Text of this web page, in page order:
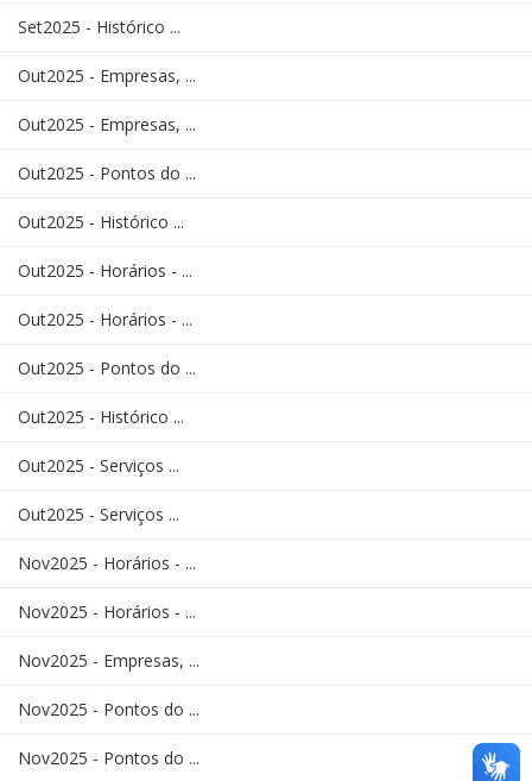
Set2025 - Histórico ...
Out2025 - Empresas, ...
Out2025 - Empresas, ...
Out2025 - Pontos do ...
Out2025 - Histórico ...
Out2025 - Horários - ...
Out2025 - Horários - ...
Out2025 - Pontos do ...
Out2025 - Histórico ...
Out2025 - Serviços ...
Out2025 - Serviços ...
Nov2025 - Horários - ...
Nov2025 - Horários - ...
Nov2025 - Empresas, ...
Nov2025 - Pontos do ...
Nov2025 - Pontos do ...